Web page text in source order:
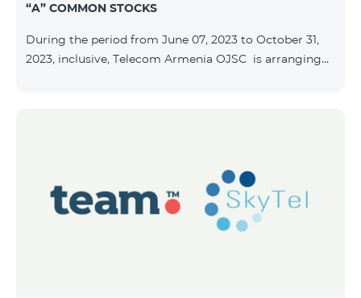
“A” COMMON STOCKS
During the period from June 07, 2023 to October 31,
2023, inclusive, Telecom Armenia OJSC is arranging
VOLUME 41,200 AMD